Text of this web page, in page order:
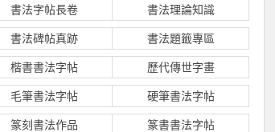
書法字帖長卷 書法理論知識
書法碑帖真跡 書法題籤專區
楷書書法字帖 歷代傳世字畫
毛筆書法字帖 硬筆書法字帖
篆刻書法作品 篆書書法字帖